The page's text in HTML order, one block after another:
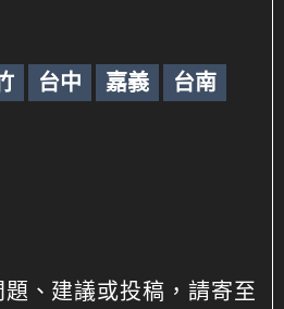
台中 嘉義 台南
、建議或投稿，請寄至